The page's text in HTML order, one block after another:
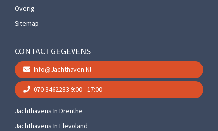
Overig
Sitemap
CONTACTGEGEVENS
Info@jachthaven.nl
070 3462283 9:00 - 17:00
Jachthavens In Drenthe
Jachthavens In Flevoland